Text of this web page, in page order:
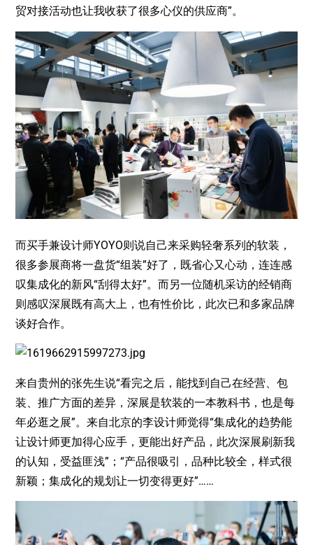
贸对接活动也让我收获了很多心仪的供应商”。
而买手兼设计师YOYO则说自己来采购轻奢系列的软装，
很多参展商将一盘货“组装”好了，既省心又心动，连连感
叹集成化的新风“刮得太好”。而另一位随机采访的经销商
则感叹深展既有高大上，也有性价比，此次已和多家品牌
谈好合作。
来自贵州的张先生说“看完之后，能找到自己在经营、包
装、推广方面的差异，深展是软装的一本教科书，也是每
年必逛之展”。来自北京的李设计师觉得“集成化的趋势能
让设计师更加得心应手，更能出好产品，此次深展刷新我
的认知，受益匪浅”；“产品很吸引，品种比较全，样式很
新颖；集成化的规划让一切变得更好”……